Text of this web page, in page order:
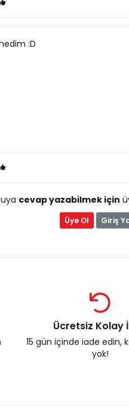
:D
cevap yazabilmek için
Üye Ol Giriş
Ücretsiz Kolay
15 gün içinde iade edin,
yok!